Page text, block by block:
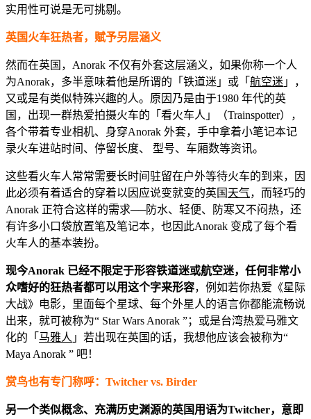
实用性可说是无可挑剔。
英国火车狂热者，赋予另层涵义
然而在英国，Anorak 不仅有外套这层涵义，如果你称一个人
为Anorak，多半意味着他是所谓的「铁道迷」或「 航空迷 」，
又或是有类似特殊兴趣的人。原因乃是由于1980 年代的英
国，出现一群热爱拍摄火车的「看火车人」（Trainspotter），
各个带着专业相机、身穿Anorak 外套，手中拿着小笔记本记
录火车进站时间、停留长度、 型号、车厢数等资讯。
这些看火车人常常需要长时间驻留在户外等待火车的到来，因
此必须有着适合的穿着以因应说变就变的英国 天气，而轻巧的
Anorak 正符合这样的需求──防水、轻便、防寒又不闷热，还
有许多小口袋放置笔及笔记本，也因此Anorak 变成了每个看
火车人的基本装扮。
现今Anorak 已经不限定于形容铁道迷或航空迷，任何非常小
众嗜好的狂热者都可以用这个字来形容，例如若你热爱《星际
大战》电影，里面每个星球、每个外星人的语言你都能流畅说
出来，就可被称为“ Star Wars Anorak ”；或是台湾热爱马雅文
化的「 马雅人 」若出现在英国的话，我想他应该会被称为“
Maya Anorak ” 吧！
赏鸟也有专门称呼：Twitcher vs. Birder
另一个类似概念、充满历史渊源的英国用语为Twitcher，意即